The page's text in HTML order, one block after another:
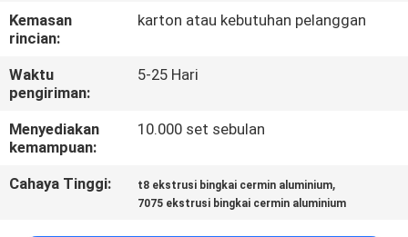
KONTROL
HUBUNGI
KAMI
Kemasan
rincian:
karton atau kebutuhan pelanggan
Waktu
pengiriman:
5-25 Hari
Menyediakan
kemampuan:
10.000 set sebulan
Cahaya Tinggi: t8 ekstrusi bingkai cermin aluminium,
7075 ekstrusi bingkai cermin aluminium